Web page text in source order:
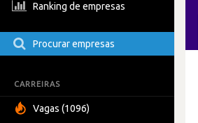
Ranking de empresas
Procurar empresas
CARREIRAS
Vagas (1096)